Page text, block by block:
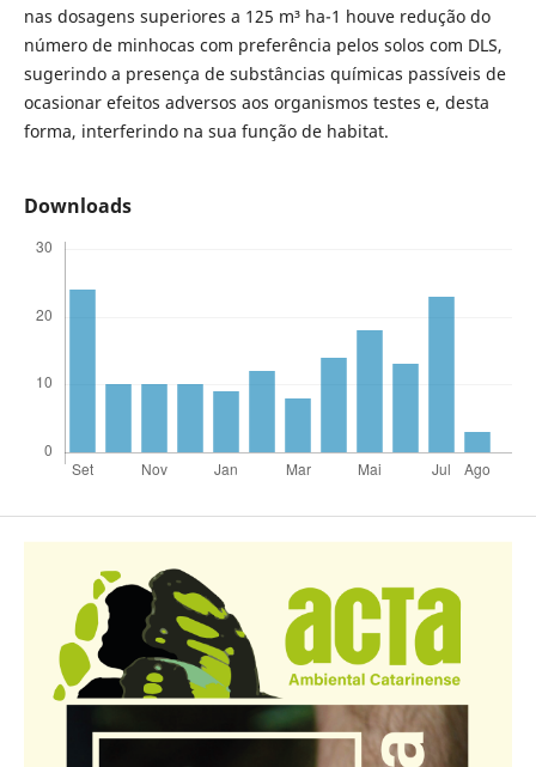
nas dosagens superiores a 125 m³ ha-1 houve redução do
número de minhocas com preferência pelos solos com DLS,
sugerindo a presença de substâncias químicas passíveis de
ocasionar efeitos adversos aos organismos testes e, desta
forma, interferindo na sua função de habitat.
Downloads